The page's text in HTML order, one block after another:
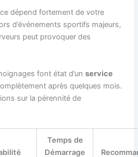
dépend fortement de votre
d’événements sportifs majeurs,
peut provoquer des
font état d’unservice
après quelques mois.
sur la pérennité de
Temps de
Démarrage